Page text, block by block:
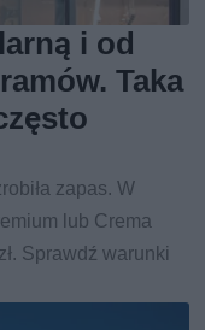
i od
Taka
zapas. W
lub Crema
Sprawdź warunki